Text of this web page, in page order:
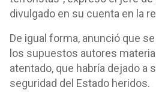
divulgado en su cuenta en la
De igual forma, anunció que
los supuestos autores
atentado, que habría dejado a
seguridad del Estado heridos.